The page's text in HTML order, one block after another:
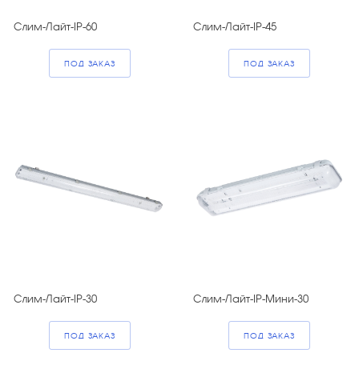
Слим-Лайт-IP-60
ПОД ЗАКАЗ
Слим-Лайт-IP-45
ПОД ЗАКАЗ
Слим-Лайт-IP-30
ПОД ЗАКАЗ
Слим-Лайт-IP-Мини-30
ПОД ЗАКАЗ